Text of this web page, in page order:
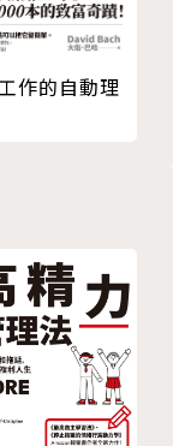
例示範改善方
己的你
故知新，統統
作的自動理